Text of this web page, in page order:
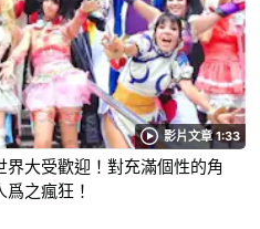
影片文章 1:33
大受歡迎！對充滿個性的角
之瘋狂！